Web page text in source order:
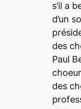
s’il a
d’un
des
Paul
des